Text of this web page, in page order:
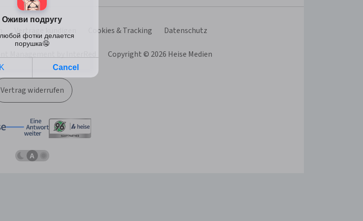
Schema
übernehmen
Schema
Cookies & Tracking Datenschutz
Copyright © 2026 Heise Medien
Vertrag widerrufen
Dunkles
Betriebssystemeinstellung
Helles